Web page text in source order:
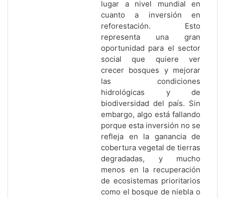
lugar a nivel mundial en
cuanto a inversión en
reforestación. Esto
representa una gran
oportunidad para el sector
social que quiere ver
crecer bosques y mejorar
las condiciones
hidrológicas y de
biodiversidad del país. Sin
embargo, algo está fallando
porque esta inversión no se
refleja en la ganancia de
cobertura vegetal de tierras
degradadas, y mucho
menos en la recuperación
de ecosistemas prioritarios
como el bosque de niebla o